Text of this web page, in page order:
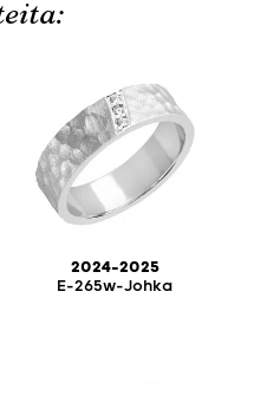
2024-2025
E-265w-Johka